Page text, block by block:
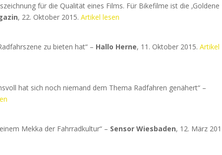
für die Qualität eines Films. Für Bikefilme ist die ‚Goldene
, 22. Oktober 2015. Artikel lesen
zu bieten hat“ – Hallo Herne, 11. Oktober 2015. Artikel
hat sich noch niemand dem Thema Radfahren genähert“ –
Mekka der Fahrradkultur“ – Sensor Wiesbaden, 12. März